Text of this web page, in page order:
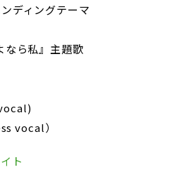
ディングテーマ
ら私』主題歌
vocal）
ト